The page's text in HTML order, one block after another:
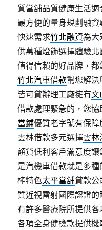
質當舖品質健康生活
最方便的量身規劃融
快速需求竹北融資為大
供萬種燈飾選擇體驗北
值得信賴的好品牌，
竹北汽車借款幫您解
皆可貸辦理工廠擁有文
借款處理緊急的，您
當鋪優質老字號有保
雲林借款多元選擇雲林
額貸低利客戶滿意度
是汽機車借款就是多
榨特色太平當舖貸款公
質近視雷射國際認證的
有許多醫療院所提供各
各項全身健檢款提供